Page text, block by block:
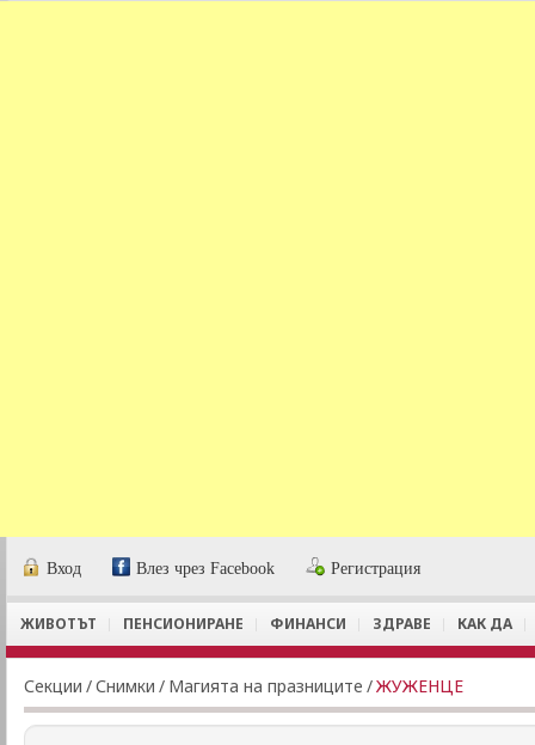
Вход Влез чрез Facebook Регистрация
ЖИВОТЪТ ПЕНСИОНИРАНЕ ФИНАНСИ ЗДРАВЕ КАК ДА
Секции /Снимки / Магията на празниците /ЖУЖЕНЦЕ